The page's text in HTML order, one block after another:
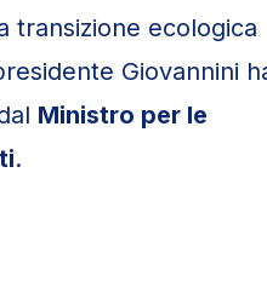
transizione ecologica
Giovannini
Ministro per le
.